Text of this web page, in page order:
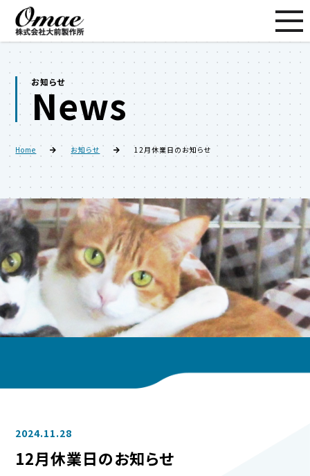
お知らせ
News
Home お知らせ 12月休業日のお知らせ
2024.11.28
12月休業日のお知らせ